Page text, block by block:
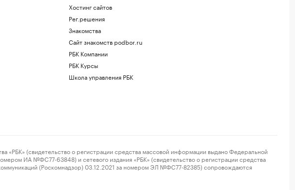
Хостинг сайтов
Рег.решения
Знакомства
Сайт знакомств podbor.ru
РБК Компании
РБК Курсы
Школа управления РБК
(свидетельство о регистрации средства массовой информации выдано Федеральной
ИА №ФС77-63848) и сетевого издания «РБК» (свидетельство о регистрации средства
(Роскомнадзор) 03.12.2021 за номером ЭЛ №ФС77-82385) сопровождаются